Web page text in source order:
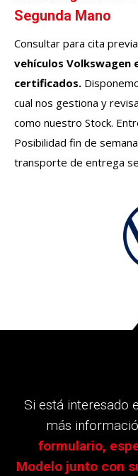
Segunda Mano
Consultar para cita
vehículos Volkswagen
certificados.
cual nos gestiona y
como nuestro Stock.
Posibilidad fin de
transporte de entrega
Si está interesado
más
formulario,
Modelo junto con